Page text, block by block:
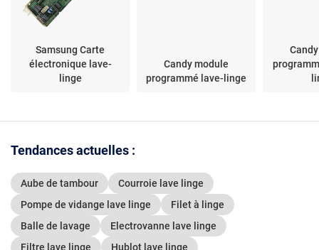
Samsung Carte
électronique lave-
linge
Candy module
programmé lave-linge
Tendances actuelles :
Aube de tambour
Courroie lave linge
Pompe de vidange lave linge
Filet à linge
Balle de lavage
Electrovanne lave linge
Filtre lave linge
Hublot lave linge